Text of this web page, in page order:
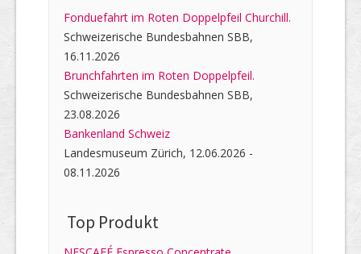
Fonduefahrt im Roten Doppelpfeil Churchill.
Schweizerische Bundesbahnen SBB,
16.11.2026
Brunchfahrten im Roten Doppelpfeil.
Schweizerische Bundesbahnen SBB,
23.08.2026
Bankenland Schweiz
Landesmuseum Zürich, 12.06.2026 -
08.11.2026
Top Produkt